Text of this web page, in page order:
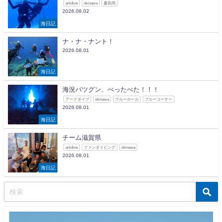
海日記
arkdive okinawa 慶良間
2026.08.02
海日記
ナ・ナ・ナント！
2026.08.01
海日記
海況バツグン、べったべた！！！
アークダイブ okinawa ブルーホール ブルーコーナー
2026.08.01
海日記
チーム滋賀県
arkdive ファンダイビング okinawa
2026.08.01